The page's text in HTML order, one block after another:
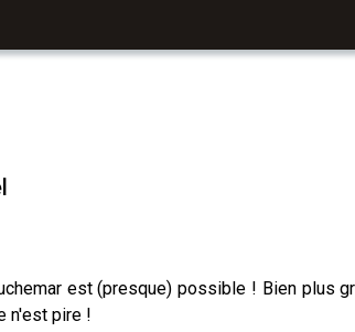
est (presque) possible ! Bien plus
n'est pire !